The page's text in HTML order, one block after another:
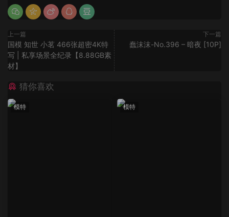
上一篇
国模 知世 小茗 466张超密4K特
写 | 私享场景全纪录【8.88GB素
材】
下一篇
蠢沫沫-No.396 – 暗夜 [10P]
猜你喜欢
模特 模特